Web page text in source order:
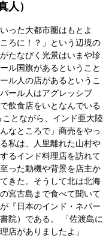
人）
った大都市圏はもとよ
ろに！？」という辺境の
たなびく光景はいまや珍
ル国旗があるということ
ル人の店があるというこ
ール人はアグレッシブ
飲食店をいとなんでいる
とながら、インド亜大陸
なところで」商売をやっ
私は、人里離れた山村や
るインド料理店を訪れて
った動機や背景を店主か
きた。そうして北は北海
宮古島まで食べて聞いて
『日本のインド・ネパー
院）である。 「佐渡島に
店がありましたよ」